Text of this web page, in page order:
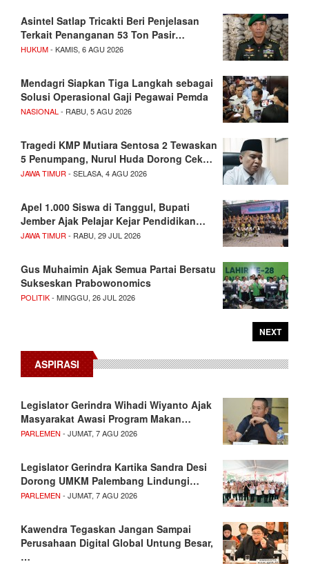
Asintel Satlap Tricakti Beri Penjelasan
Terkait Penanganan 53 Ton Pasir…
HUKUM- KAMIS, 6 AGU 2026
Mendagri Siapkan Tiga Langkah sebagai
Solusi Operasional Gaji Pegawai Pemda
NASIONAL - RABU, 5 AGU 2026
Tragedi KMP Mutiara Sentosa 2 Tewaskan
5 Penumpang, Nurul Huda Dorong Cek…
JAWA TIMUR - SELASA, 4 AGU 2026
Apel 1.000 Siswa di Tanggul, Bupati
Jember Ajak Pelajar Kejar Pendidikan…
JAWA TIMUR - RABU, 29 JUL 2026
Gus Muhaimin Ajak Semua Partai Bersatu
Sukseskan Prabowonomics
POLITIK- MINGGU, 26 JUL 2026
NEXT
ASPIRASI
Legislator Gerindra Wihadi Wiyanto Ajak
Masyarakat Awasi Program Makan…
PARLEMEN - JUMAT, 7 AGU 2026
Legislator Gerindra Kartika Sandra Desi
Dorong UMKM Palembang Lindungi…
PARLEMEN - JUMAT, 7 AGU 2026
Kawendra Tegaskan Jangan Sampai
Perusahaan Digital Global Untung Besar,
…